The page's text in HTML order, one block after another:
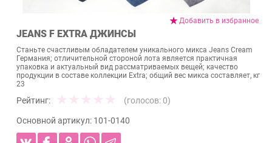
Добавить в избранное
JEANS F EXTRA ДЖИНСЫ
Станьте счастливым обладателем уникального микса Jeans Cream
Германия; отличительной стороной лота является практичная
упаковка и актуальный вид рассматриваемых вещей; качество
продукции в составе коллекции Extra; общий вес микса составляет, кг
23
Рейтинг: (голосов: 0)
Основной артикул: 101-0140